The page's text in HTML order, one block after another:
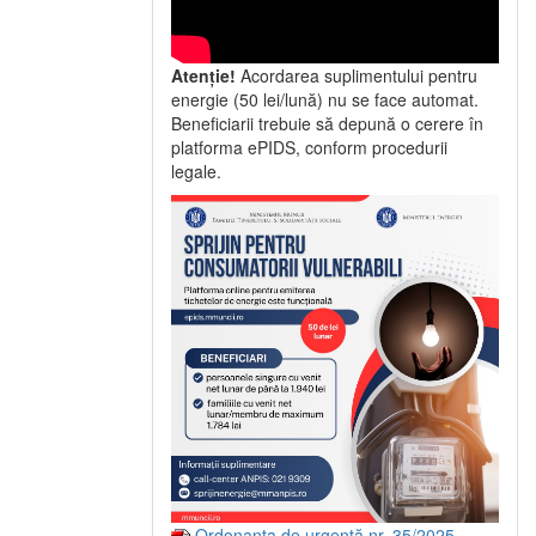
Atenție! Acordarea suplimentului pentru
energie (50 lei/lună) nu se face automat.
Beneficiarii trebuie să depună o cerere în
platforma ePIDS, conform procedurii
legale.